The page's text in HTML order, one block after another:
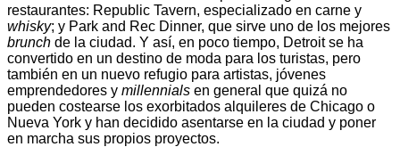
restaurantes: Republic Tavern, especializado en carne y
whisky; y Park and Rec Dinner, que sirve uno de los mejores
brunch de la ciudad. Y así, en poco tiempo, Detroit se ha
convertido en un destino de moda para los turistas, pero
también en un nuevo refugio para artistas, jóvenes
emprendedores y millennials en general que quizá no
pueden costearse los exorbitados alquileres de Chicago o
Nueva York y han decidido asentarse en la ciudad y poner
en marcha sus propios proyectos.